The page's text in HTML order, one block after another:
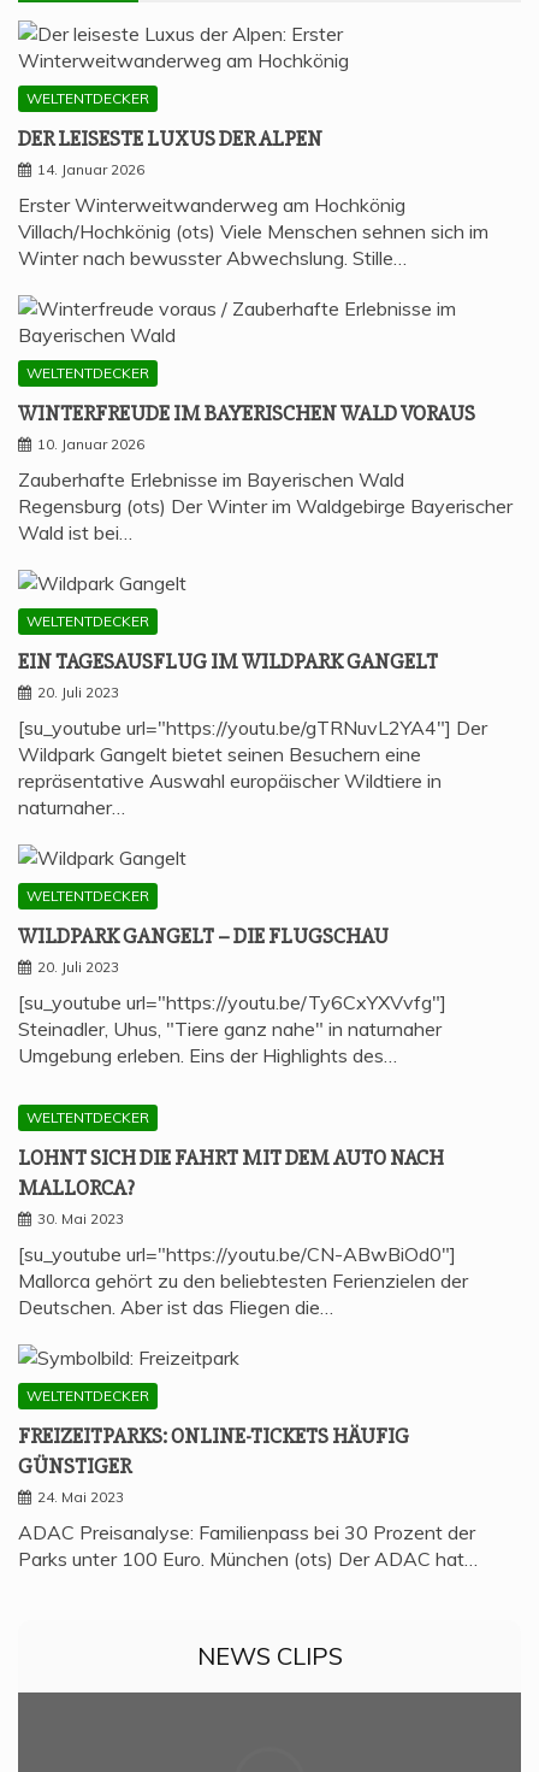
WELTENTDECKER
DER LEI­SES­TE LUXUS DER ALPEN
14. Januar 2026
Erster Winterweitwanderweg am Hochkönig
Villach/Hochkönig (ots) Viele Menschen sehnen sich im
Winter nach bewusster Abwechslung. Stille…
WELTENTDECKER
WIN­TER­FREU­DE IM BAYE­RI­SCHEN WALD VORAUS
10. Januar 2026
Zauberhafte Erlebnisse im Bayerischen Wald
Regensburg (ots) Der Winter im Waldgebirge Bayerischer
Wald ist bei…
WELTENTDECKER
EIN TAGES­AUS­FLUG IM WILD­PARK GANGELT
20. Juli 2023
[su_youtube url="https://youtu.be/gTRNuvL2YA4"] Der
Wildpark Gangelt bietet seinen Besuchern eine
repräsentative Auswahl europäischer Wildtiere in
naturnaher…
WELTENTDECKER
WILD­PARK GAN­GELT – DIE FLUGSCHAU
20. Juli 2023
[su_youtube url="https://youtu.be/Ty6CxYXVvfg"]
Steinadler, Uhus, "Tiere ganz nahe" in naturnaher
Umgebung erleben. Eins der Highlights des…
WELTENTDECKER
LOHNT SICH DIE FAHRT MIT DEM AUTO NACH
MALLORCA?
30. Mai 2023
[su_youtube url="https://youtu.be/CN-ABwBiOd0"]
Mallorca gehört zu den beliebtesten Ferienzielen der
Deutschen. Aber ist das Fliegen die…
WELTENTDECKER
FREI­ZEIT­PARKS: ONLINE-TICKETS HÄU­FIG
GÜNSTIGER
24. Mai 2023
ADAC Preisanalyse: Familienpass bei 30 Prozent der
Parks unter 100 Euro. München (ots) Der ADAC hat…
NEWS CLIPS